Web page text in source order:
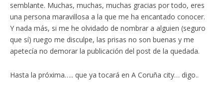
semblante. Muchas, muchas, muchas gracias por todo, eres
una persona maravillosa a la que me ha encantado conocer.
Y nada más, si me he olvidado de nombrar a alguien (seguro
que sí) ruego me disculpe, las prisas no son buenas y me
apetecía no demorar la publicación del post de la quedada.
Hasta la próxima….. que ya tocará en A Coruña city… digo..